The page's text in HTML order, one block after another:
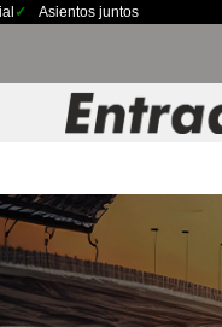
Asientos juntos